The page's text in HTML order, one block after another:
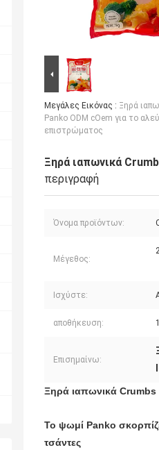
Μεγάλες Εικόνας : Ξηρά
Panko ODM cOem για το
επιστρώματος
Ξηρά ιαπωνικά
περιγραφή
Όνομα προϊόντων:
Μέγεθος:
Ισχύστε:
αποθήκευση:
Επισημαίνω:
Ξηρά ιαπωνικά Crumbs
Το ψωμί Panko
τσάντες